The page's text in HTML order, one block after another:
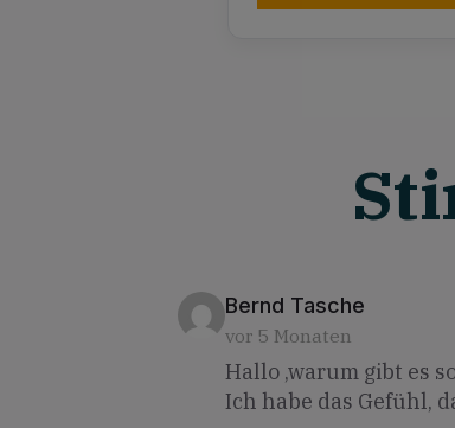
Bernd Tasche
vor 5 Monaten
Hallo ,warum gibt es
Ich habe das Gefühl,